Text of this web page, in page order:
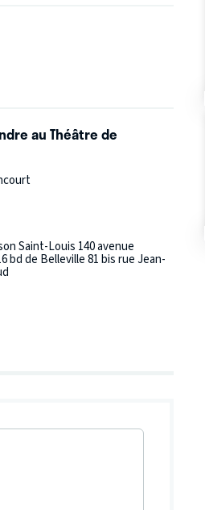
au Théâtre de
Saint-Louis 140 avenue
bd de Belleville 81 bis rue Jean-